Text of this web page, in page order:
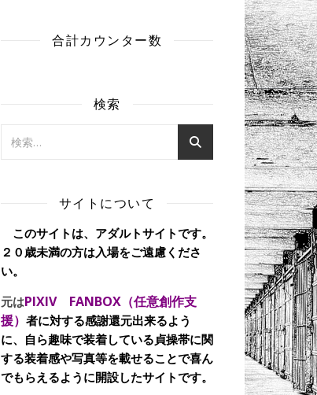
合計カウンター数
検索
サイトについて
このサイトは、アダルトサイトです。
２０歳未満の方は入場をご遠慮くださ
い。
元はPIXIV FANBOX（任意創作支
援） 者に対する感謝還元出来るよう
に、自ら趣味で装着している貞操帯に関
する装着感や写真等を載せることで喜ん
でもらえるように開設したサイトです。